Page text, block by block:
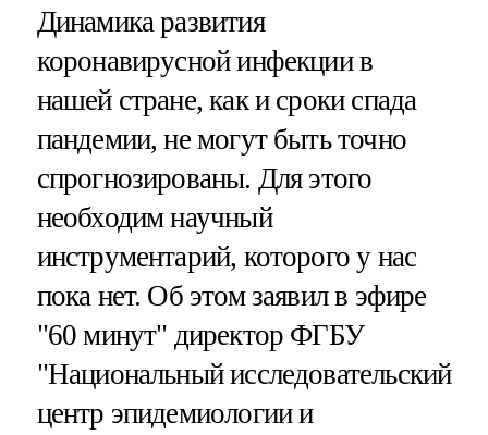
Динамика развития
коронавирусной инфекции в
нашей стране, как и сроки спада
пандемии, не могут быть точно
спрогнозированы. Для этого
необходим научный
инструментарий, которого у нас
пока нет. Об этом заявил в эфире
"60 минут" директор ФГБУ
"Национальный исследовательский
центр эпидемиологии и